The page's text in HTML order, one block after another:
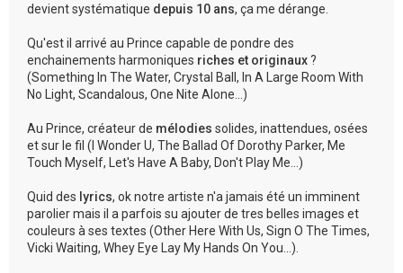
devient systématique depuis 10 ans, ça me dérange.
Qu'est il arrivé au Prince capable de pondre des
enchainements harmoniques riches et originaux?
(Something In The Water, Crystal Ball, In A Large Room With
No Light, Scandalous, One Nite Alone...)
Au Prince, créateur de mélodies solides, inattendues, osées
et sur le fil (I Wonder U, The Ballad Of Dorothy Parker, Me
Touch Myself, Let's Have A Baby, Don't Play Me...)
Quid des lyrics, ok notre artiste n'a jamais été un imminent
parolier mais il a parfois su ajouter de tres belles images et
couleurs à ses textes (Other Here With Us, Sign O The Times,
Vicki Waiting, Whey Eye Lay My Hands On You...).